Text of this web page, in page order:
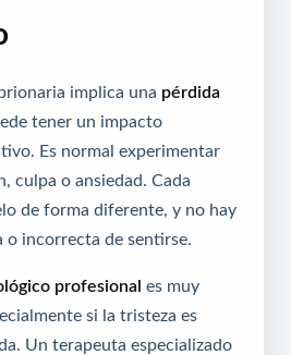
implica una pérdida
tener un impacto
Es normal experimentar
culpa o ansiedad. Cada
de forma diferente, y no hay
o incorrecta de sentirse.
profesional es muy
si la tristeza es
Un terapeuta especializado